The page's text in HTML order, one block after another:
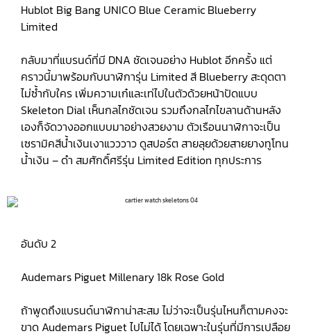
Hublot Big Bang UNICO Blue Ceramic Blueberry
Limited
กลับมาที่แบรนด์ที่มี DNA ชัดเจนอย่าง Hublot อีกครั้ง แต่
คราวนี้มาพร้อมกับนาฬิการุ่น Limited สี Blueberry สะดุดตา
ไม่ซ้ำกับใคร เพิ่มความเก๋และเท่ไปในตัวด้วยหน้าปัดแบบ
Skeleton Dial เห็นกลไกชัดเจน รวมถึงกลไกไขลานด้านหลัง
เองก็จัดวางออกแบบมาอย่างสวยงาม ตัวเรือนนาฬิกาจะเป็น
เซรามิคสีน้ำเงินเงาแวววาว ดูสปอร์ต สายลุยด้วยสายยางทูโทน
น้ำเงิน – ดำ สมศักดิ์ศรีรุ่น Limited Edition ทุกประการ
อันดับ 2
Audemars Piguet Millenary 18k Rose Gold
ถ้าพูดถึงแบรนด์นาฬิกาน่าสะสม ไม่ว่าจะเป็นรุ่นไหนก็ตามคงจะ
ขาด Audemars Piguet ไปไม่ได้ โดยเฉพาะในรุ่นที่มีการเปลือย